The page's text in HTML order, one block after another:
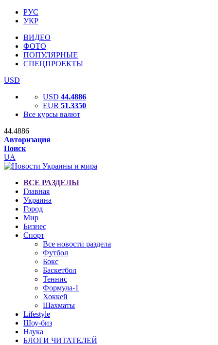
РУС
УКР
ВИДЕО
ФОТО
ПОПУЛЯРНЫЕ
СПЕЦПРОЕКТЫ
USD
USD 44.4886
EUR 51.3350
Все курсы валют
44.4886
Авторизация
Поиск
UA
ВСЕ РАЗДЕЛЫ
Главная
Украина
Город
Мир
Бизнес
Спорт
Все новости раздела
Футбол
Бокс
Баскетбол
Теннис
Формула-1
Хоккей
Шахматы
Lifestyle
Шоу-биз
Наука
БЛОГИ ЧИТАТЕЛЕЙ